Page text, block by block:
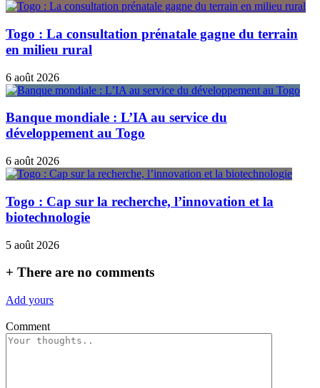
Togo : La consultation prénatale gagne du terrain
en milieu rural
6 août 2026
Banque mondiale : L’IA au service du
développement au Togo
6 août 2026
Togo : Cap sur la recherche, l’innovation et la
biotechnologie
5 août 2026
+ There are no comments
Add yours
Comment